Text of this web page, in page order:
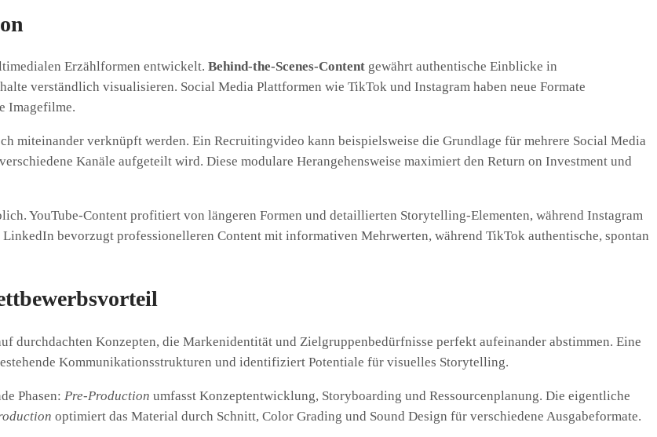
Erzählformen entwickelt. Behind-the-Scenes-Content gewährt authentische Einblicke in
verständlich visualisieren. Social Media Plattformen wie TikTok und Instagram haben neue Formate
Imagefilme.
miteinander verknüpft werden. Ein Recruitingvideo kann beispielsweise die Grundlage für mehrere Social Media
Kanäle aufgeteilt wird. Diese modulare Herangehensweise maximiert den Return on Investment und
YouTube-Content profitiert von längeren Formen und detaillierten Storytelling-Elementen, während Instagram
bevorzugt professionelleren Content mit informativen Mehrwerten, während TikTok authentische, spontan
durchdachten Konzepten, die Markenidentität und Zielgruppenbedürfnisse perfekt aufeinander abstimmen. Eine
Kommunikationsstrukturen und identifiziert Potentiale für visuelles Storytelling.
Phasen: Pre-Production umfasst Konzeptentwicklung, Storyboarding und Ressourcenplanung. Die eigentliche
optimiert das Material durch Schnitt, Color Grading und Sound Design für verschiedene Ausgabeformate.